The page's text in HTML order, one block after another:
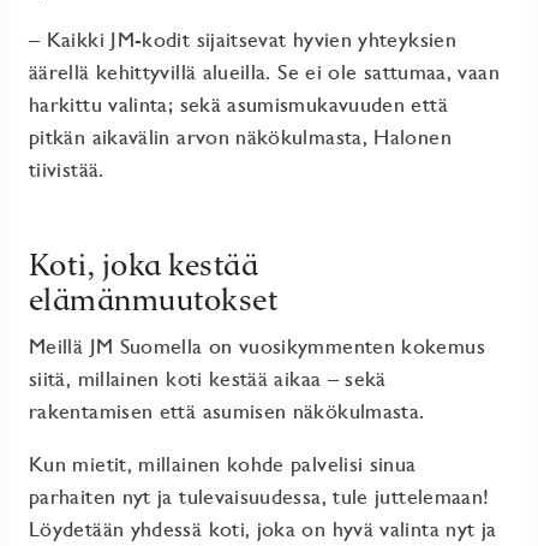
– Kaikki JM-kodit sijaitsevat hyvien yhteyksien
äärellä kehittyvillä alueilla. Se ei ole sattumaa, vaan
harkittu valinta; sekä asumismukavuuden että
pitkän aikavälin arvon näkökulmasta, Halonen
tiivistää.
Koti, joka kestää
elämänmuutokset
Meillä JM Suomella on vuosikymmenten kokemus
siitä, millainen koti kestää aikaa – sekä
rakentamisen että asumisen näkökulmasta.
Kun mietit, millainen kohde palvelisi sinua
parhaiten nyt ja tulevaisuudessa, tule juttelemaan!
Löydetään yhdessä koti, joka on hyvä valinta nyt ja